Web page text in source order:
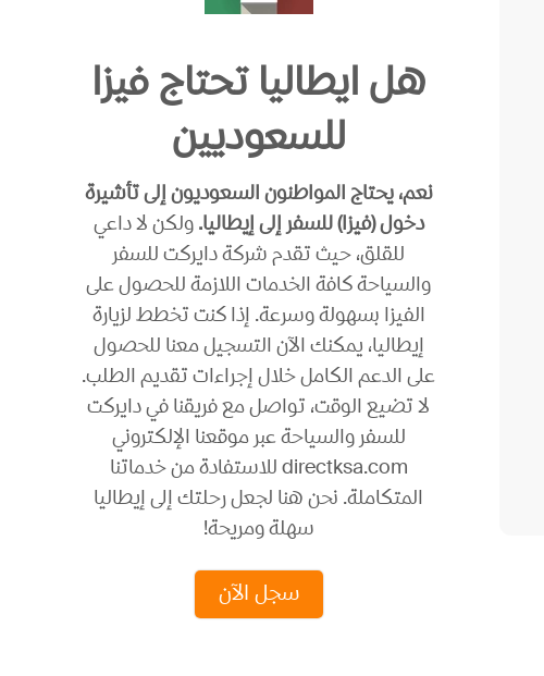
هل ايطاليا تحتاج فيزا
للسعوديين
نعم، يحتاج المواطنون السعوديون إلى تأشيرة
دخول (فيزا) للسفر إلى إيطاليا.ولكن لا داعي
للقلق، حيث تقدم شركة دايركت للسفر
والسياحة كافة الخدمات اللازمة للحصول على
الفيزا بسهولة وسرعة. إذا كنت تخطط لزيارة
إيطاليا، يمكنك الآن التسجيل معنا للحصول
على الدعم الكامل خلال إجراءات تقديم الطلب.
لا تضيع الوقت، تواصل مع فريقنا في دايركت
للسفر والسياحة عبر موقعنا الإلكتروني
directksa.com للاستفادة من خدماتنا
المتكاملة. نحن هنا لجعل رحلتك إلى إيطاليا
سهلة ومريحة!
سجل الآن